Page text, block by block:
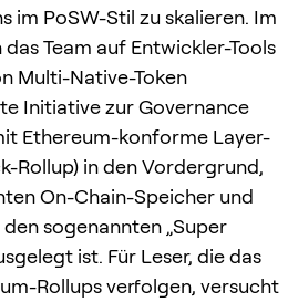
im PoSW-Stil zu skalieren. Im
Team auf Entwickler-Tools
Multi-Native-Token
Initiative zur Governance
Ethereum-konforme Layer-
Rollup) in den Vordergrund,
On-Chain-Speicher und
sogenannten „Super
ist. Für Leser, die das
Rollups verfolgen, versucht